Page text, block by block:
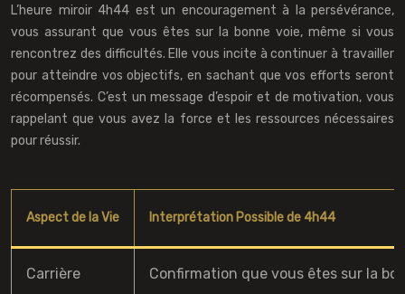
L’heure miroir 4h44 est un encouragement à la persévérance,
vous assurant que vous êtes sur la bonne voie, même si vous
rencontrez des difficultés. Elle vous incite à continuer à travailler
pour atteindre vos objectifs, en sachant que vos efforts seront
récompensés. C’est un message d’espoir et de motivation, vous
rappelant que vous avez la force et les ressources nécessaires
pour réussir.
Aspect de la Vie Interprétation Possible de 4h44
Carrière Confirmation que vous êtes sur la